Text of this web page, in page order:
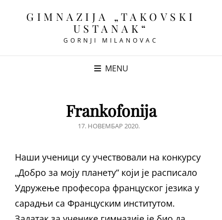
GIMNAZIJA „TAKOVSKI
USTANAK“
GORNJI MILANOVAC
MENU
Frankofonija
POSTED
17. НОВЕМБАР 2020.
Наши ученици су учествовали на конкурсу
„Добро за моју планету“ који је расписало
Удружење професора француског језика у
сарадњи са Француским институтом.